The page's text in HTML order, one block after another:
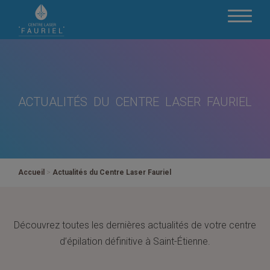
ACTUALITÉS DU CENTRE LASER FAURIEL
Accueil > Actualités du Centre Laser Fauriel
Découvrez toutes les dernières actualités de votre centre
d’épilation définitive à Saint-Étienne.